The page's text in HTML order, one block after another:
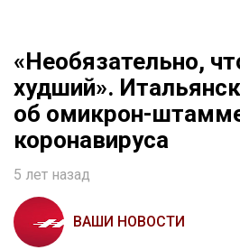
«Необязательно,
худший».
об омикрон-
коронавируса
5 лет назад
ВАШИ НОВОСТИ